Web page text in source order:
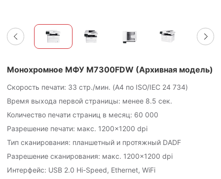
Монохромное МФУ M7300FDW (Архивная модель)
Скорость печати: 33 стр./мин. (A4 по ISO/IEC 24 734)
Время выхода первой страницы: менее 8.5 сек.
Количество печати страниц в месяц: 60 000
Разрешение печати: макс. 1200×1200 dpi
Тип сканирования: планшетный и протяжный DADF
Разрешение сканирования: макс. 1200×1200 dpi
Интерфейс: USB 2.0 Hi-Speed, Ethernet, WiFi